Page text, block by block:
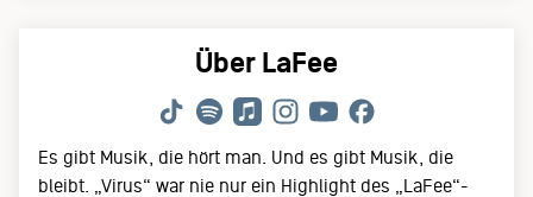
Über LaFee
Es gibt Musik, die hört man. Und es gibt Musik, die
bleibt. „Virus“ war nie nur ein Highlight des „LaFee“-